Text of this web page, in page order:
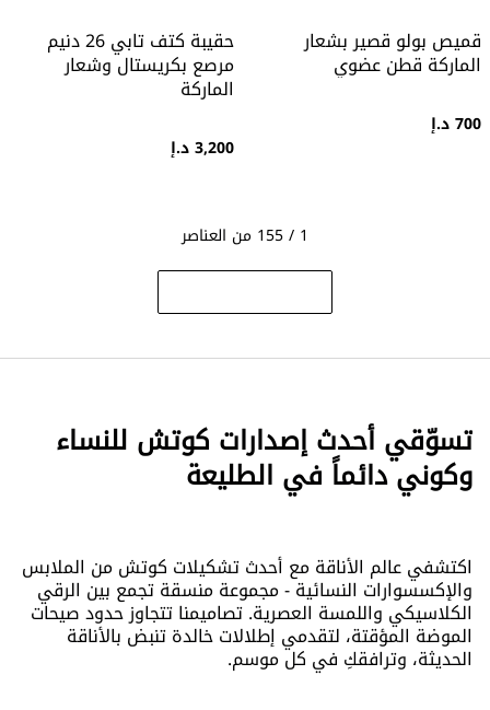
قميص بولو قصير بشعار
الماركة قطن عضوي
700 د.إ
حقيبة كتف تابي 26 دنيم
مرصع بكريستال وشعار
الماركة
3,200 د.إ
1 / 155 من العناصر
تسوّقي أحدث إصدارات كوتش للنساء
وكوني دائماً في الطليعة
اكتشفي عالم الأناقة مع أحدث تشكيلات كوتش من الملابس
والإكسسوارات النسائية - مجموعة منسقة تجمع بين الرقي
الكلاسيكي واللمسة العصرية. تصاميمنا تتجاوز حدود صيحات
الموضة المؤقتة، لتقدمي إطلالات خالدة تنبض بالأناقة
الحديثة، وترافقكِ في كل موسم.